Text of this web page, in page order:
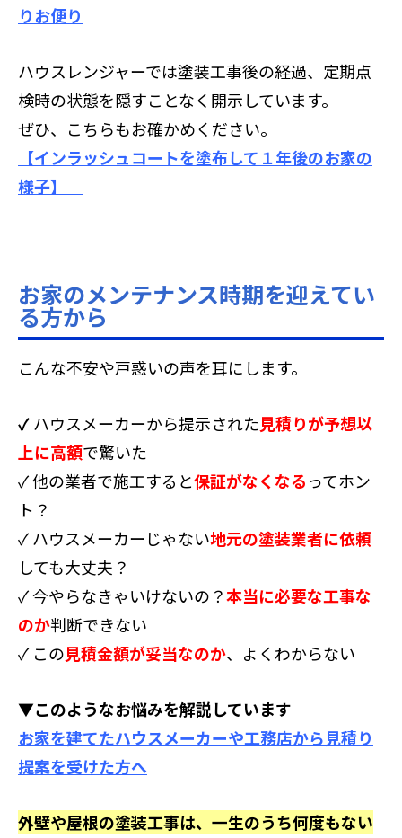
りお便り
ハウスレンジャーでは塗装工事後の経過、定期点
検時の状態を隠すことなく開示しています。
ぜひ、こちらもお確かめください。
【インラッシュコートを塗布して１年後のお家の
様子】
お家のメンテナンス時期を迎えてい
る方から
こんな不安や戸惑いの声を耳にします。
✓ハウスメーカーから提示された見積りが予想以
上に高額で驚いた
✓ 他の業者で施工すると保証がなくなるってホン
ト？
✓ ハウスメーカーじゃない地元の塗装業者に依頼
しても大丈夫？
✓ 今やらなきゃいけないの？本当に必要な工事な
のか判断できない
✓ この見積金額が妥当なのか、よくわからない
▼このようなお悩みを解説しています
お家を建てたハウスメーカーや工務店から見積り
提案を受けた方へ
外壁や屋根の塗装工事は、一生のうち何度もない